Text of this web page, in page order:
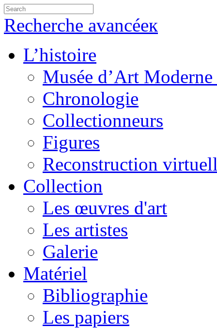
Recherche avancéeк
L’histoire
Musée d’Art
Chronologie
Collectionneurs
Figures
Reconstruction
Collection
Les œuvres d'art
Les artistes
Galerie
Matériel
Bibliographie
Les papiers